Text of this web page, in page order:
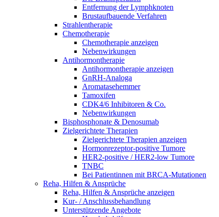
Entfernung der Lymphknoten
Brustaufbauende Verfahren
Strahlentherapie
Chemotherapie
Chemotherapie anzeigen
Nebenwirkungen
Antihormontherapie
Antihormontherapie anzeigen
GnRH-Analoga
Aromatasehemmer
Tamoxifen
CDK4/6 Inhibitoren & Co.
Nebenwirkungen
Bisphosphonate & Denosumab
Zielgerichtete Therapien
Zielgerichtete Therapien anzeigen
Hormonrezeptor-positive Tumore
HER2-positive / HER2-low Tumore
TNBC
Bei Patientinnen mit BRCA-Mutationen
Reha, Hilfen & Ansprüche
Reha, Hilfen & Ansprüche anzeigen
Kur- / Anschlussbehandlung
Unterstützende Angebote